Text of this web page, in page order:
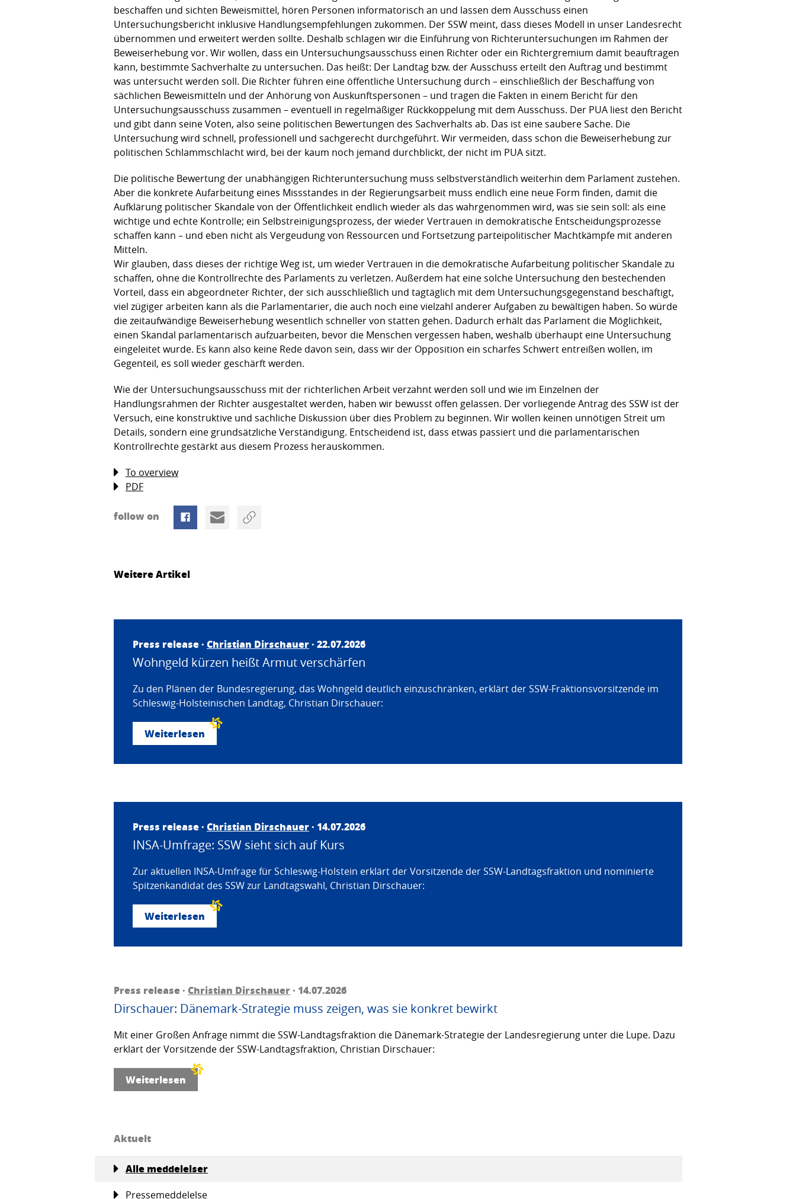
beschaffen und sichten Beweismittel, hören Personen informatorisch an und lassen dem Ausschuss einen
Untersuchungsbericht inklusive Handlungsempfehlungen zukommen. Der SSW meint, dass dieses Modell in unser Landesrecht
übernommen und erweitert werden sollte. Deshalb schlagen wir die Einführung von Richteruntersuchungen im Rahmen der
Beweiserhebung vor. Wir wollen, dass ein Untersuchungsausschuss einen Richter oder ein Richtergremium damit beauftragen
kann, bestimmte Sachverhalte zu untersuchen. Das heißt: Der Landtag bzw. der Ausschuss erteilt den Auftrag und bestimmt
was untersucht werden soll. Die Richter führen eine öffentliche Untersuchung durch – einschließlich der Beschaffung von
sächlichen Beweismitteln und der Anhörung von Auskunftspersonen – und tragen die Fakten in einem Bericht für den
Untersuchungsausschuss zusammen – eventuell in regelmäßiger Rückkoppelung mit dem Ausschuss. Der PUA liest den Bericht
und gibt dann seine Voten, also seine politischen Bewertungen des Sachverhalts ab. Das ist eine saubere Sache. Die
Untersuchung wird schnell, professionell und sachgerecht durchgeführt. Wir vermeiden, dass schon die Beweiserhebung zur
politischen Schlammschlacht wird, bei der kaum noch jemand durchblickt, der nicht im PUA sitzt.
Die politische Bewertung der unabhängigen Richteruntersuchung muss selbstverständlich weiterhin dem Parlament zustehen.
Aber die konkrete Aufarbeitung eines Missstandes in der Regierungsarbeit muss endlich eine neue Form finden, damit die
Aufklärung politischer Skandale von der Öffentlichkeit endlich wieder als das wahrgenommen wird, was sie sein soll: als eine
wichtige und echte Kontrolle; ein Selbstreinigungsprozess, der wieder Vertrauen in demokratische Entscheidungsprozesse
schaffen kann – und eben nicht als Vergeudung von Ressourcen und Fortsetzung parteipolitischer Machtkämpfe mit anderen
Mitteln.
Wir glauben, dass dieses der richtige Weg ist, um wieder Vertrauen in die demokratische Aufarbeitung politischer Skandale zu
schaffen, ohne die Kontrollrechte des Parlaments zu verletzen. Außerdem hat eine solche Untersuchung den bestechenden
Vorteil, dass ein abgeordneter Richter, der sich ausschließlich und tagtäglich mit dem Untersuchungsgegenstand beschäftigt,
viel zügiger arbeiten kann als die Parlamentarier, die auch noch eine vielzahl anderer Aufgaben zu bewältigen haben. So würde
die zeitaufwändige Beweiserhebung wesentlich schneller von statten gehen. Dadurch erhält das Parlament die Möglichkeit,
einen Skandal parlamentarisch aufzuarbeiten, bevor die Menschen vergessen haben, weshalb überhaupt eine Untersuchung
eingeleitet wurde. Es kann also keine Rede davon sein, dass wir der Opposition ein scharfes Schwert entreißen wollen, im
Gegenteil, es soll wieder geschärft werden.
Wie der Untersuchungsausschuss mit der richterlichen Arbeit verzahnt werden soll und wie im Einzelnen der
Handlungsrahmen der Richter ausgestaltet werden, haben wir bewusst offen gelassen. Der vorliegende Antrag des SSW ist der
Versuch, eine konstruktive und sachliche Diskussion über dies Problem zu beginnen. Wir wollen keinen unnötigen Streit um
Details, sondern eine grundsätzliche Verständigung. Entscheidend ist, dass etwas passiert und die parlamentarischen
Kontrollrechte gestärkt aus diesem Prozess herauskommen.
To overview
PDF
follow on
Weitere Artikel
Press release · Christian Dirschauer· 22.07.2026
Wohngeld kürzen heißt Armut verschärfen
Zu den Plänen der Bundesregierung, das Wohngeld deutlich einzuschränken, erklärt der SSW-Fraktionsvorsitzende im
Schleswig-Holsteinischen Landtag, Christian Dirschauer:
Weiterlesen
Press release · Christian Dirschauer· 14.07.2026
INSA-Umfrage: SSW sieht sich auf Kurs
Zur aktuellen INSA-Umfrage für Schleswig-Holstein erklärt der Vorsitzende der SSW-Landtagsfraktion und nominierte
Spitzenkandidat des SSW zur Landtagswahl, Christian Dirschauer:
Weiterlesen
Press release · Christian Dirschauer· 14.07.2026
Dirschauer: Dänemark-Strategie muss zeigen, was sie konkret bewirkt
Mit einer Großen Anfrage nimmt die SSW-Landtagsfraktion die Dänemark-Strategie der Landesregierung unter die Lupe. Dazu
erklärt der Vorsitzende der SSW-Landtagsfraktion, Christian Dirschauer:
Weiterlesen
Aktuelt
Alle meddelelser
Pressemeddelelse